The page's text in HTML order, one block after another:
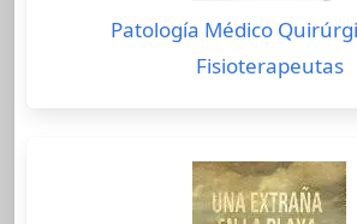
Patología Médico
Fisioterapeutas